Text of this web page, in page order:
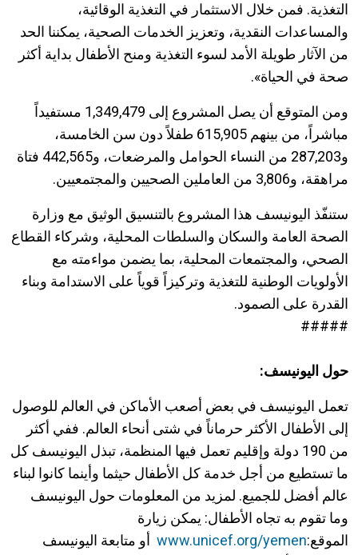
التغذية. فمن خلال الاستثمار في التغذية الوقائية،
والمساعدات النقدية، وتعزيز الخدمات الصحية، يمكننا الحد
من الآثار طويلة الأمد لسوء التغذية ومنح الأطفال بداية أكثر
صحة في الحياة».
ومن المتوقع أن يصل المشروع إلى 1,349,479 مستفيداً
مباشراً، من بينهم 615,905 طفلاً دون سن الخامسة،
و287,203 من النساء الحوامل والمرضعات، و442,565 فتاة
مراهقة، و3,806 من العاملين الصحيين والمجتمعيين
.
ستنفّذ اليونيسف هذا المشروع بالتنسيق الوثيق مع وزارة
الصحة العامة والسكان والسلطات المحلية، وشركاء القطاع
الصحي، والمجتمعات المحلية، بما يضمن مواءمته مع
الأولويات الوطنية للتغذية وتركيزاً قوياً على الاستدامة وبناء
القدرة على الصمود.
#####
حول اليونيسف:
تعمل اليونيسف في بعض أصعب الأماكن في العالم للوصول
إلى الأطفال الأكثر حرماناً في شتى أنحاء العالم. ففي أكثر
من 190 دولة وإقليم تعمل فيها المنظمة، تبذل اليونيسف كل
ما تستطيع من أجل خدمة كل الأطفال حيثما وأينما كانوا لبناء
عالم أفضل للجميع. لمزيد من المعلومات حول اليونيسف
وما تقوم به تجاه الأطفال: يمكن زيارة
الموقع:www.unicef.org/yemen أو متابعة اليونيسف